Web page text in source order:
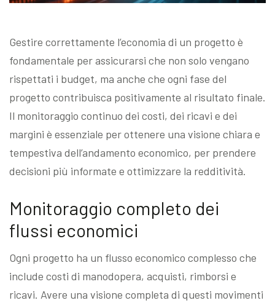
Gestire correttamente l’economia di un progetto è
fondamentale per assicurarsi che non solo vengano
rispettati i budget, ma anche che ogni fase del
progetto contribuisca positivamente al risultato finale.
Il monitoraggio continuo dei costi, dei ricavi e dei
margini è essenziale per ottenere una visione chiara e
tempestiva dell’andamento economico, per prendere
decisioni più informate e ottimizzare la redditività.
Monitoraggio completo dei
flussi economici
Ogni progetto ha un flusso economico complesso che
include costi di manodopera, acquisti, rimborsi e
ricavi. Avere una visione completa di questi movimenti